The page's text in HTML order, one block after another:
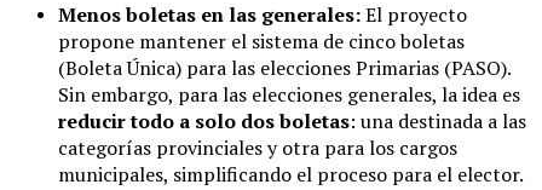
Menos boletas en las generales:El proyecto
propone mantener el sistema de cinco boletas
(Boleta Única) para las elecciones Primarias (PASO).
Sin embargo, para las elecciones generales, la idea es
reducir todo a solo dos boletas: una destinada a las
categorías provinciales y otra para los cargos
municipales, simplificando el proceso para el elector.